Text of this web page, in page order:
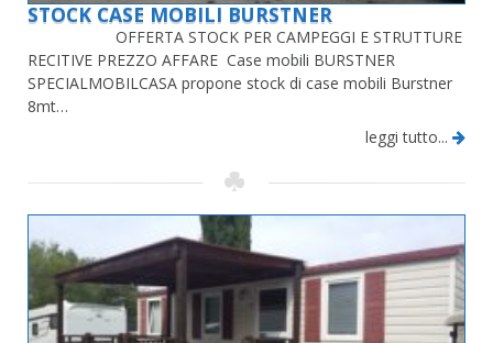
STOCK CASE MOBILI BURSTNER
OFFERTA STOCK PER CAMPEGGI E STRUTTURE
RECITIVE PREZZO AFFARE Case mobili BURSTNER
SPECIALMOBILCASA propone stock di case mobili Burstner
8mt…
leggi tutto...